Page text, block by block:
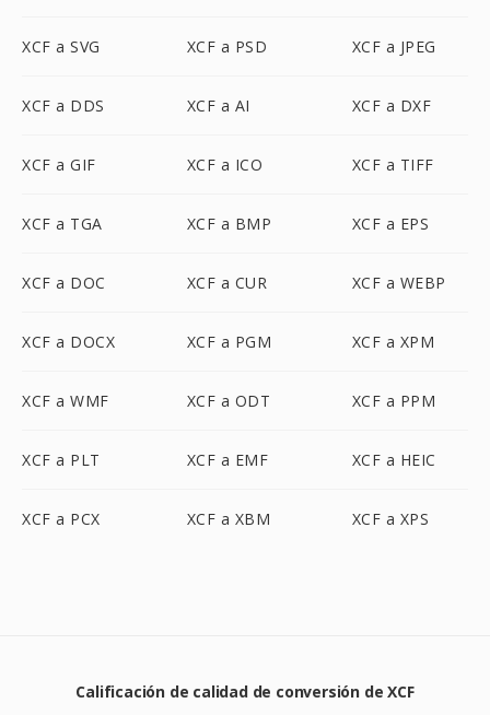
XCF a SVG XCF a PSD XCF a JPEG
XCF a DDS XCF a AI XCF a DXF
XCF a GIF XCF a ICO XCF a TIFF
XCF a TGA XCF a BMP XCF a EPS
XCF a DOC XCF a CUR XCF a WEBP
XCF a DOCX XCF a PGM XCF a XPM
XCF a WMF XCF a ODT XCF a PPM
XCF a PLT XCF a EMF XCF a HEIC
XCF a PCX XCF a XBM XCF a XPS
Calificación de calidad de conversión de XCF